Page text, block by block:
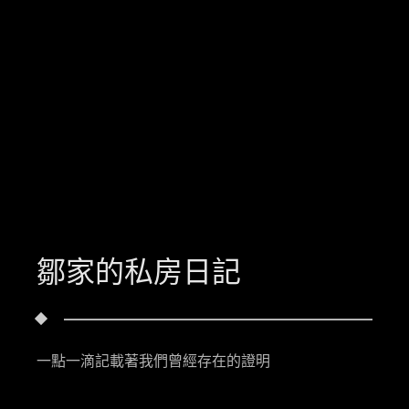
鄒家的私房日記
一點一滴記載著我們曾經存在的證明